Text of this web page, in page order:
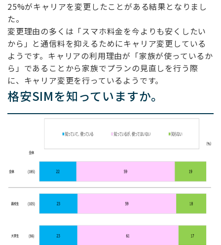
25%がキャリアを変更したことがある結果となりまし
た。
変更理由の多くは「スマホ料金を今よりも安くしたい
から」と通信料を抑えるためにキャリア変更している
ようです。キャリアの利用理由が「家族が使っているか
ら」であることから家族でプランの見直しを行う際
に、キャリア変更を行っているようです。
格安SIMを知っていますか。